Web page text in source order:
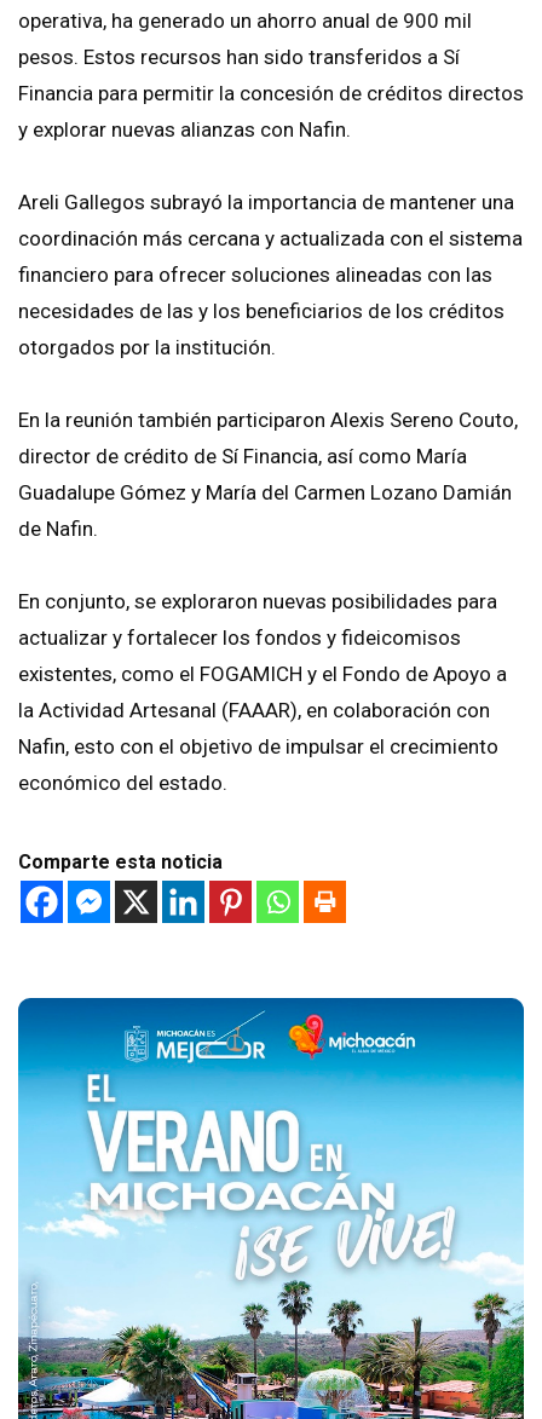
operativa, ha generado un ahorro anual de 900 mil
pesos. Estos recursos han sido transferidos a Sí
Financia para permitir la concesión de créditos directos
y explorar nuevas alianzas con Nafin.
Areli Gallegos subrayó la importancia de mantener una
coordinación más cercana y actualizada con el sistema
financiero para ofrecer soluciones alineadas con las
necesidades de las y los beneficiarios de los créditos
otorgados por la institución.
En la reunión también participaron Alexis Sereno Couto,
director de crédito de Sí Financia, así como María
Guadalupe Gómez y María del Carmen Lozano Damián
de Nafin.
En conjunto, se exploraron nuevas posibilidades para
actualizar y fortalecer los fondos y fideicomisos
existentes, como el FOGAMICH y el Fondo de Apoyo a
la Actividad Artesanal (FAAAR), en colaboración con
Nafin, esto con el objetivo de impulsar el crecimiento
económico del estado.
Comparte esta noticia